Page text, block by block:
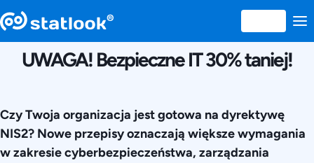
UWAGA! Bezpieczne IT 30% taniej!
Czy Twoja organizacja jest gotowa na dyrektywę
NIS2? Nowe przepisy oznaczają większe wymagania
w zakresie cyberbezpieczeństwa, zarządzania